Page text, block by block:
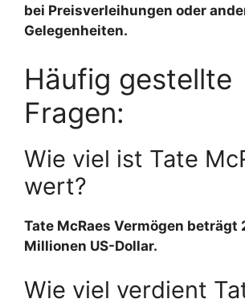
bei Preisverleihungen oder
Gelegenheiten.
Häufig gestellte
Fragen:
Wie viel ist Tate
wert?
Tate McRaes Vermögen beträgt
Millionen US-Dollar.
Wie viel verdient